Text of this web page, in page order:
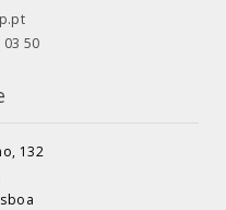
03 50
132